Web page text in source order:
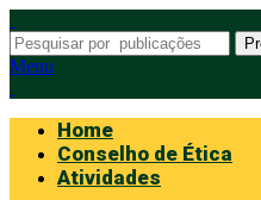
Menu
Home
Conselho de Ética
Atividades